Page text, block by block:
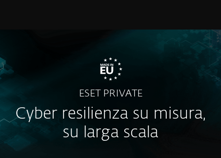
ESET PRIVATE
Cyber resilienza su misura,
su larga scala